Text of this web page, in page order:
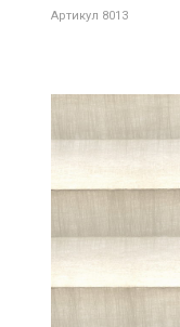
Артикул 8013